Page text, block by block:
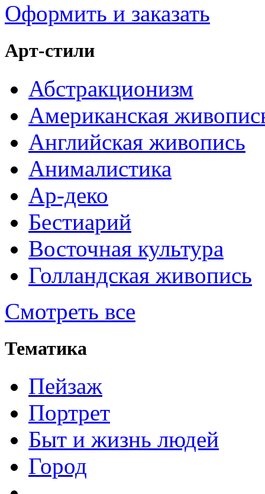
Оформить и заказать
Арт-стили
Абстракционизм
Американская
Английская живопись
Анималистика
Ар-деко
Бестиарий
Восточная культура
Голландская живопись
Смотреть все
Тематика
Пейзаж
Портрет
Быт и жизнь людей
Город